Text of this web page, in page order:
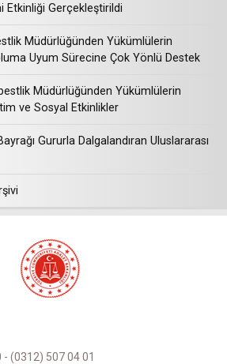
Etkinliği Gerçekleştirildi
Müdürlüğünden Yükümlülerin
Uyum Sürecine Çok Yönlü Destek
Müdürlüğünden Yükümlülerin
ve Sosyal Etkinlikler
Gururla Dalgalandıran Uluslararası
(0312) 507 04 01